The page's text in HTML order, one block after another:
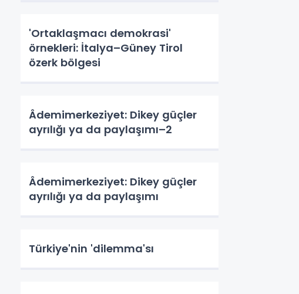
'Ortaklaşmacı demokrasi'
örnekleri: İtalya–Güney Tirol
özerk bölgesi
Âdemimerkeziyet: Dikey güçler
ayrılığı ya da paylaşımı–2
Âdemimerkeziyet: Dikey güçler
ayrılığı ya da paylaşımı
Türkiye'nin 'dilemma'sı